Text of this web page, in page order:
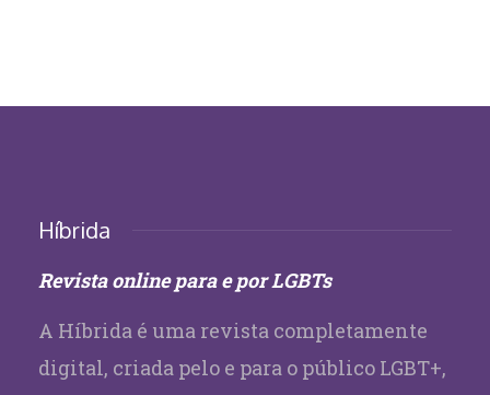
Híbrida
Revista online para e por LGBTs
A Híbrida é uma revista completamente
digital, criada pelo e para o público LGBT+,